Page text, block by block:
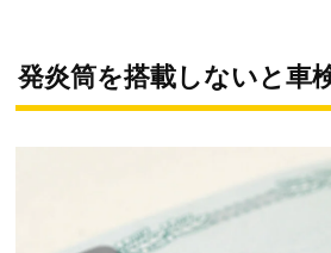
発炎筒を搭載しないと車